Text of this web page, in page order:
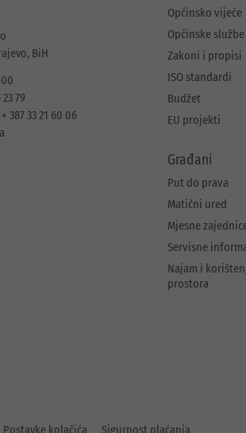
BiH
79
387 33 21 60 06
Općinsko vijeće
Općinske službe
Zakoni i propisi
ISO standardi
Budžet
EU projekti
Građani
Put do prava
Matični ured
Mjesne
Servisne
Najam i
prostora
Postavke kolačića Sigurnost plaćanja